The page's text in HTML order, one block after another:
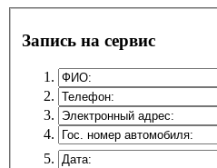
Запись на сервис